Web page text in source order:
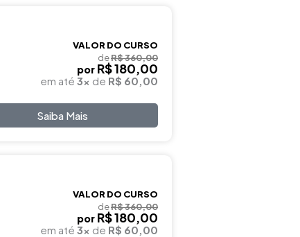
VALOR DO CURSO
deR$ 360,00
por R$ 180,00
em até 3x de R$ 60,00
Saiba Mais
VALOR DO CURSO
deR$ 360,00
por R$ 180,00
em até 3x de R$ 60,00